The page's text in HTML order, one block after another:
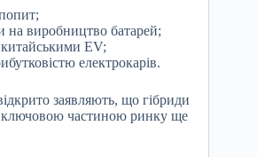
на виробництво батарей;
китайськими EV;
електрокарів.
заявляють, що гібриди
частиною ринку ще